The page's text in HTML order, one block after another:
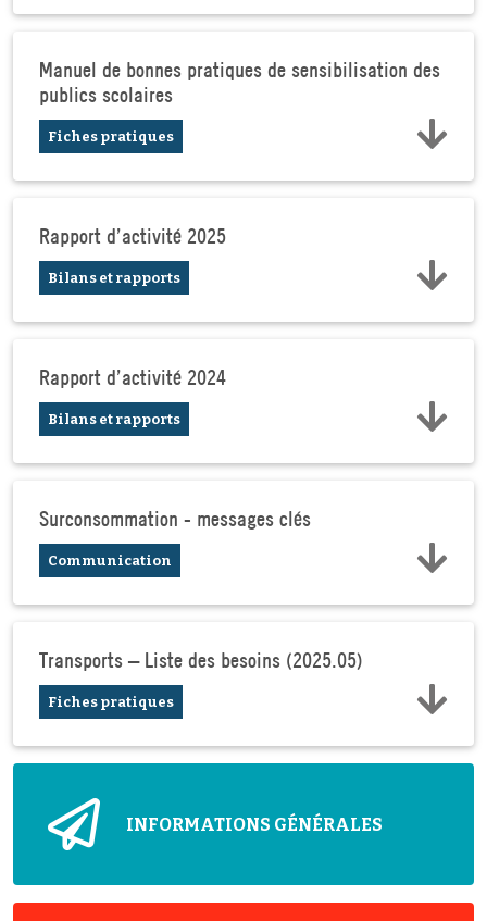
Manuel de bonnes pratiques de sensibilisation des
publics scolaires
Fiches pratiques
Rapport d'activité 2025
Bilans et rapports
Rapport d'activité 2024
Bilans et rapports
Surconsommation - messages clés
Communication
Transports – Liste des besoins (2025.05)
Fiches pratiques
INFORMATIONS GÉNÉRALES